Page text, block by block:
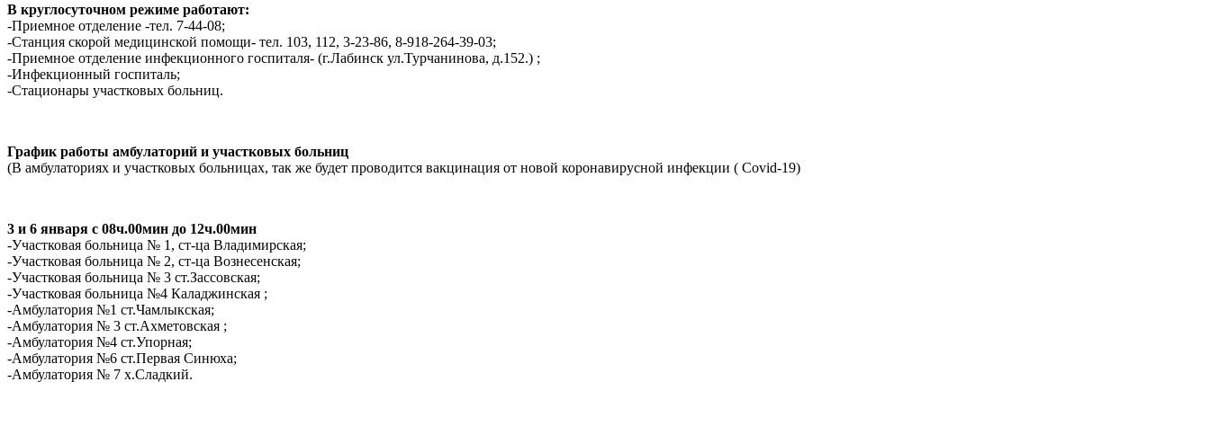
В круглосуточном режиме работают:
-Приемное отделение -тел. 7-44-08;
-Cтанция скорой медицинской помощи- тел. 103, 112, 3-23-86, 8-918-264-39-03;
-Приемное отделение инфекционного госпиталя- (г.Лабинск ул.Турчанинова, д.152.) ;
-Инфекционный госпиталь;
-Стационары участковых больниц.
График работы амбулаторий и участковых больниц
(В амбулаториях и участковых больницах, так же будет проводится вакцинация от новой коронавирусной инфекции ( Covid-19)
3 и 6 января с 08ч.00мин до 12ч.00мин
-Участковая больница № 1, ст-ца Владимирская;
-Участковая больница № 2, ст-ца Вознесенская;
-Участковая больница № 3 ст.Зассовская;
-Участковая больница №4 Каладжинская ;
-Амбулатория №1 ст.Чамлыкская;
-Амбулатория № 3 ст.Ахметовская ;
-Амбулатория №4 ст.Упорная;
-Амбулатория №6 ст.Первая Синюха;
-Амбулатория № 7 х.Сладкий.